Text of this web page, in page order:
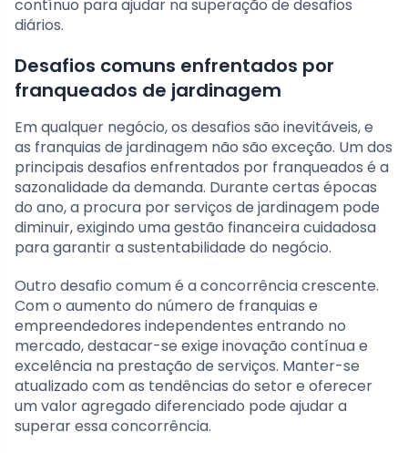
contínuo para ajudar na superação de desafios
diários.
Desafios comuns enfrentados por
franqueados de jardinagem
Em qualquer negócio, os desafios são inevitáveis, e
as franquias de jardinagem não são exceção. Um dos
principais desafios enfrentados por franqueados é a
sazonalidade da demanda. Durante certas épocas
do ano, a procura por serviços de jardinagem pode
diminuir, exigindo uma gestão financeira cuidadosa
para garantir a sustentabilidade do negócio.
Outro desafio comum é a concorrência crescente.
Com o aumento do número de franquias e
empreendedores independentes entrando no
mercado, destacar-se exige inovação contínua e
excelência na prestação de serviços. Manter-se
atualizado com as tendências do setor e oferecer
um valor agregado diferenciado pode ajudar a
superar essa concorrência.